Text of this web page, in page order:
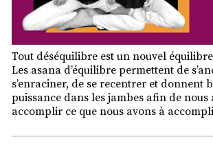
Tout déséquilibre est un nouvel
Les asana d’équilibre permettent de
s’enraciner, de se recentrer et donnent
puissance dans les jambes afin de nous
accomplir ce que nous avons à